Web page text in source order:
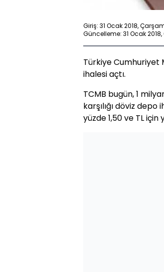
Giriş: 31 Ocak 2018,
Güncelleme: 31 Ocak 2018,
Türkiye Cumhuriyet
ihalesi açtı.
TCMB bugün, 1
karşılığı döviz depo
yüzde 1,50 ve TL